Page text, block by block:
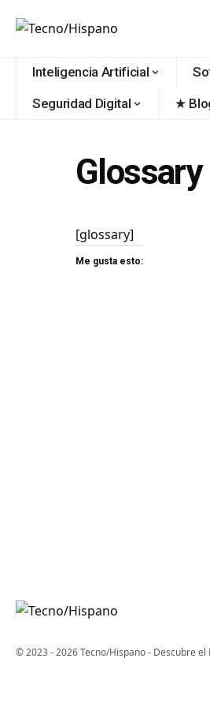
Inteligencia Artificial
Seguridad Digital
★
Glossary
[glossary]
Me gusta esto:
© 2023 - 2026 Tecno/Hispano - Descubre